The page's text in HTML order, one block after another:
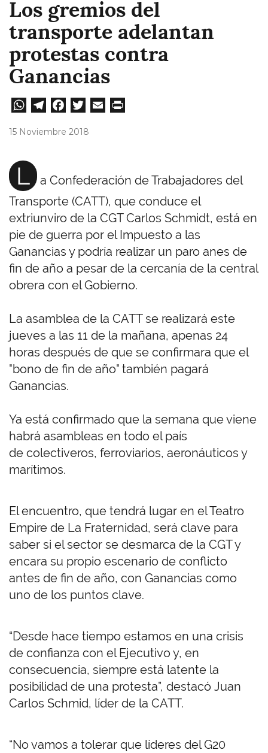
Los gremios del
transporte adelantan
protestas contra
Ganancias
W
A
pp
Te
m
Fa
15 Noviembre 2018
L
a Confederación de Trabajadores del
Transporte (CATT), que conduce el
extriunviro de la CGT Carlos Schmidt, está en
pie de guerra por el Impuesto a las
Ganancias y podría realizar un paro anes de
fin de año a pesar de la cercanía de la central
obrera con el Gobierno.
La asamblea de la CATT se realizará este
jueves a las 11 de la mañana, apenas 24
horas después de que se confirmara que el
"bono de fin de año" también pagará
Ganancias.
Ya está confirmado que la semana que viene
habrá asambleas en todo el país
de colectiveros, ferroviarios, aeronáuticos y
marítimos.
El encuentro, que tendrá lugar en el Teatro
Empire de La Fraternidad, será clave para
saber si el sector se desmarca de la CGT y
encara su propio escenario de conflicto
antes de fin de año, con Ganancias como
uno de los puntos clave.
“Desde hace tiempo estamos en una crisis
de confianza con el Ejecutivo y, en
consecuencia, siempre está latente la
posibilidad de una protesta”, destacó Juan
Carlos Schmid, líder de la CATT.
“No vamos a tolerar que líderes del G20